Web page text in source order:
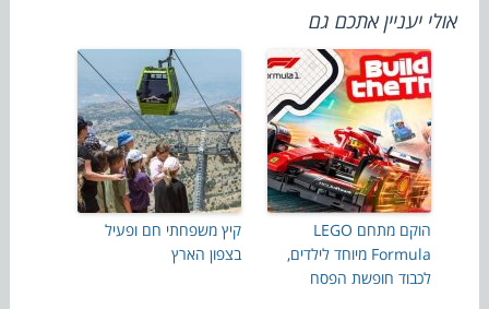
אולי יעניין אתכם גם
הוקם מתחם LEGO
Formula מיוחד לילדים,
לכבוד חופשת הפסח
קיץ משפחתי חם ופעיל
בצפון הארץ